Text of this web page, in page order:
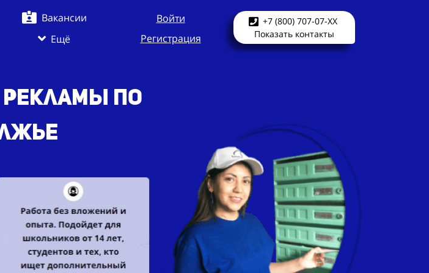
Вакансии
Ещё
Войти
Регистрация
+7 (800) 707-07-XX
Показать контакты
рекламы по